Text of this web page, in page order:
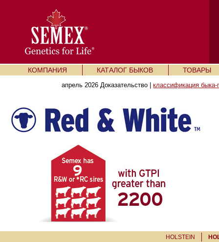
КОМПАНИЯ КАТАЛОГ БЫКОВ ТОВАРЫ
апрель 2026 Доказательство |классификация
HOLSTEIN